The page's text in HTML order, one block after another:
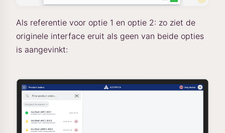
Als referentie voor optie 1 en optie 2: zo ziet de
originele interface eruit als geen van beide opties
is aangevinkt: